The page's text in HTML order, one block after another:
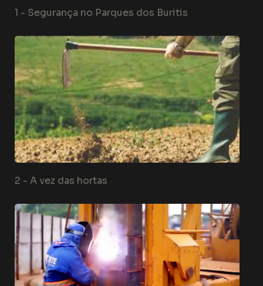
1 - Segurança no Parques dos Buritis
2 - A vez das hortas